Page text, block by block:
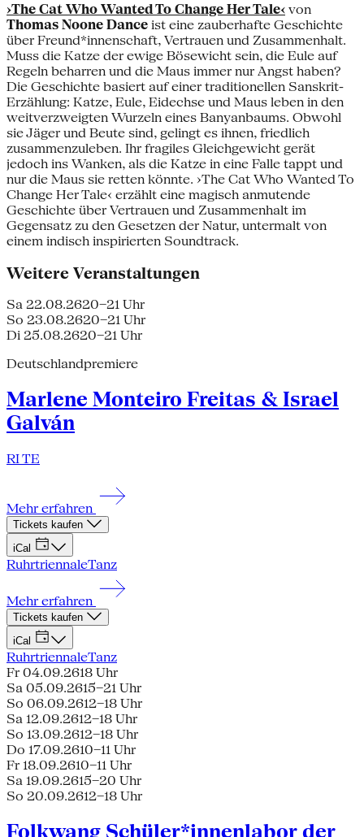
›The Cat Who Wanted To Change Her Tale‹ von
Thomas Noone Dance ist eine zauberhafte Geschichte
über Freund*innenschaft, Vertrauen und Zusammenhalt.
Muss die Katze der ewige Bösewicht sein, die Eule auf
Regeln beharren und die Maus immer nur Angst haben?
Die Geschichte basiert auf einer traditionellen Sanskrit-
Erzählung: Katze, Eule, Eidechse und Maus leben in den
weitverzweigten Wurzeln eines Banyanbaums. Obwohl
sie Jäger und Beute sind, gelingt es ihnen, friedlich
zusammenzuleben. Ihr fragiles Gleichgewicht gerät
jedoch ins Wanken, als die Katze in eine Falle tappt und
nur die Maus sie retten könnte. ›The Cat Who Wanted To
Change Her Tale‹ erzählt eine magisch anmutende
Geschichte über Vertrauen und Zusammenhalt im
Gegensatz zu den Gesetzen der Natur, untermalt von
einem indisch inspirierten Soundtrack.
Weitere Veranstaltungen
Sa 22.08.2620–21 Uhr
So 23.08.2620–21 Uhr
Di 25.08.2620–21 Uhr
Deutschlandpremiere
Marlene Monteiro Freitas & Israel
Galván
RI TE
Mehr erfahren
Tickets kaufen
iCal
RuhrtriennaleTanz
Mehr erfahren
Tickets kaufen
iCal
RuhrtriennaleTanz
Fr 04.09.2618 Uhr
Sa 05.09.2615–21 Uhr
So 06.09.2612–18 Uhr
Sa 12.09.2612–18 Uhr
So 13.09.2612–18 Uhr
Do 17.09.2610–11 Uhr
Fr 18.09.2610–11 Uhr
Sa 19.09.2615–20 Uhr
So 20.09.2612–18 Uhr
Folkwang Schüler*innenlabor der